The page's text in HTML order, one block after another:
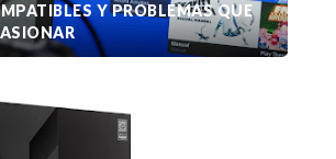
Y PROBLEMAS QUE